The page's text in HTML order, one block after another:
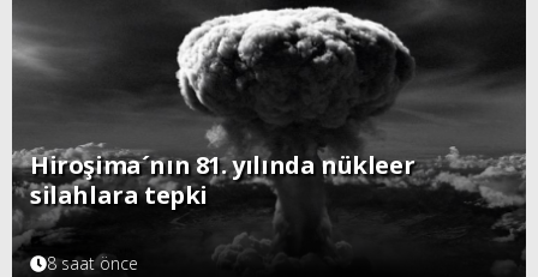
Hiroşima´nın 81. yılında nükleer
silahlara tepki
8 saat önce